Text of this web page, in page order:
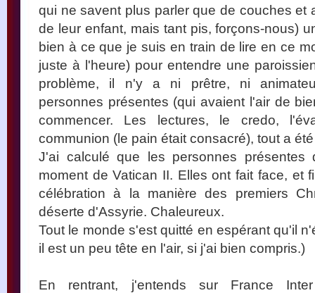
qui ne savent plus parler que de couches et
de leur enfant, mais tant pis, forçons-nous)
bien à ce que je suis en train de lire en ce
juste à l'heure) pour entendre une
problème, il n'y a ni prêtre, ni
personnes présentes (qui avaient l'air de
commencer. Les lectures, le credo,
communion (le pain était consacré), tout a
J'ai calculé que les personnes présentes
moment de Vatican II. Elles ont fait face, et
célébration à la manière des premiers
déserte d'Assyrie. Chaleureux.
Tout le monde s'est quitté en espérant qu'il
il est un peu tête en l'air, si j'ai bien compris.)
En rentrant, j'entends sur France